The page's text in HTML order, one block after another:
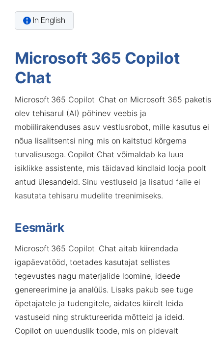
In English
Microsoft 365 Copilot
Chat
Microsoft 365 Copilot Chat on Microsoft 365 paketis
olev tehisarul (AI) põhinev veebis ja
mobiilirakenduses asuv vestlusrobot, mille kasutus ei
nõua lisalitsentsi ning mis on kaitstud kõrgema
turvalisusega. Copilot Chat võimaldab ka luua
isiklikke assistente, mis täidavad kindlaid looja poolt
antud ülesandeid. Sinu vestluseid ja lisatud faile ei
kasutata tehisaru mudelite treenimiseks.
Eesmärk
Microsoft 365 Copilot Chat aitab kiirendada
igapäevatööd, toetades kasutajat sellistes
tegevustes nagu materjalide loomine, ideede
genereerimine ja analüüs. Lisaks pakub see tuge
õpetajatele ja tudengitele, aidates kiirelt leida
vastuseid ning struktureerida mõtteid ja ideid.
Copilot on uuenduslik toode, mis on pidevalt